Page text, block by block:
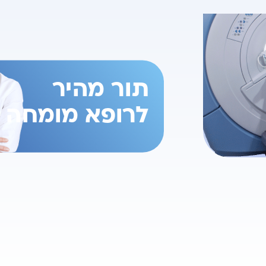
תור מהיר
לרופא מומחה